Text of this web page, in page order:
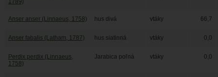
1789)
Anser anser (Linnaeus, 1758) hus divá vtáky 66,7
Anser fabalis (Latham, 1787) hus siatinná vtáky 0,0
Perdix perdix (Linnaeus,
1758)
Jarabica poľná vtáky 0,0